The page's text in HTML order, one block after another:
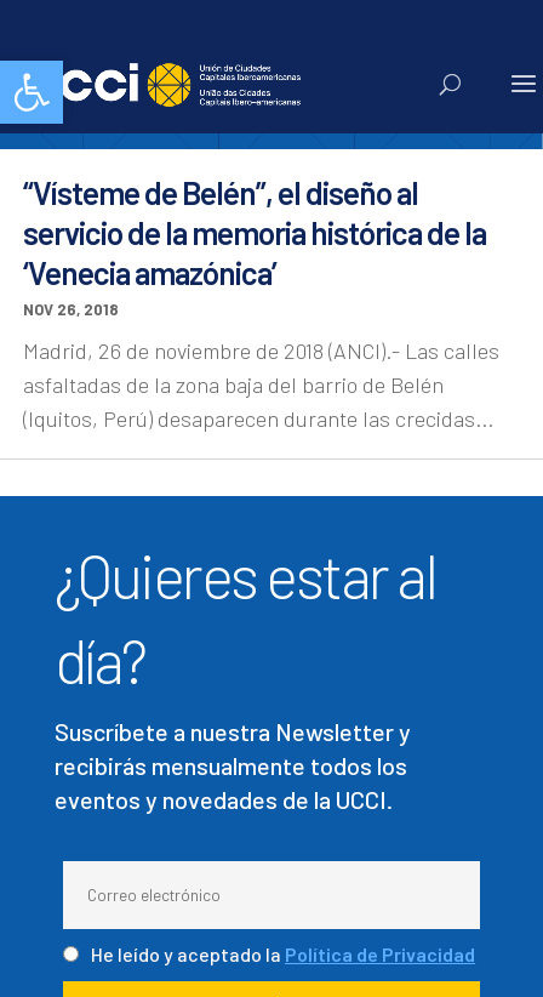
Abrir barra de herramientasbid 18
“Vísteme de Belén”, el diseño al
servicio de la memoria histórica de la
‘Venecia amazónica’
NOV 26, 2018
Madrid, 26 de noviembre de 2018 (ANCI).- Las calles
asfaltadas de la zona baja del barrio de Belén
(Iquitos, Perú) desaparecen durante las crecidas...
¿Quieres estar al
día?
Suscríbete a nuestra Newsletter y
recibirás mensualmente todos los
eventos y novedades de la UCCI.
He leído y aceptado la Política de Privacidad